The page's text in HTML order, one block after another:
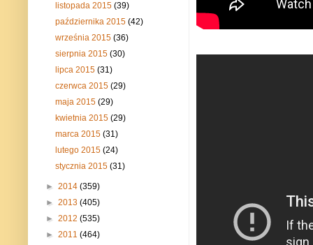
listopada 2015(39)
października 2015(42)
września 2015(36)
sierpnia 2015(30)
lipca 2015(31)
czerwca 2015(29)
maja 2015(29)
kwietnia 2015(29)
marca 2015(31)
lutego 2015(24)
stycznia 2015(31)
► 2014 (359)
► 2013 (405)
► 2012 (535)
► 2011 (464)